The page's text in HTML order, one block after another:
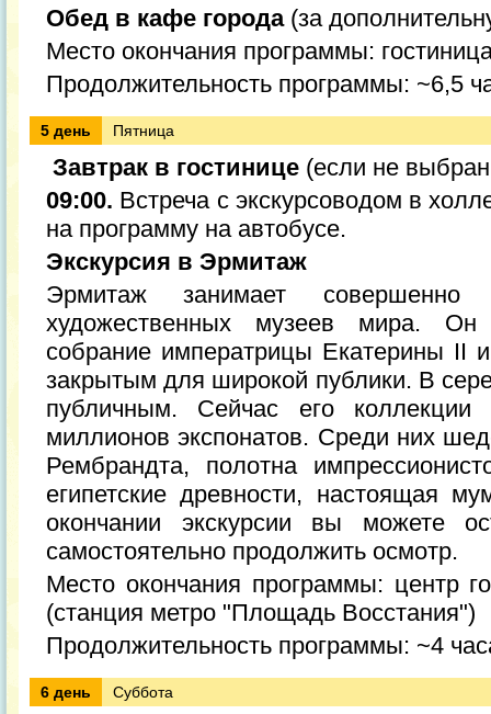
Обед в кафе города(за
Место окончания программы:
Продолжительность программы: ~6,5
5 день Пятница
Завтрак в гостинице (если не
09:00. Встреча с экскурсоводом в
на программу на автобусе.
Экскурсия в Эрмитаж
Эрмитаж занимает
художественных музеев мира. Он
собрание императрицы Екатерины II
закрытым для широкой публики. В
публичным. Сейчас его
миллионов экспонатов. Среди них
Рембрандта, полотна
египетские древности, настоящая
окончании экскурсии вы можете
самостоятельно продолжить осмотр.
Место окончания программы: центр
(станция метро "Площадь Восстания")
Продолжительность программы: ~4
6 день Суббота